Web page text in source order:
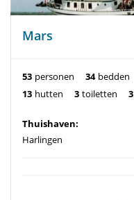
Mars
53 personen 34 bedden
13 hutten 3 toiletten 3
Thuishaven:
Harlingen